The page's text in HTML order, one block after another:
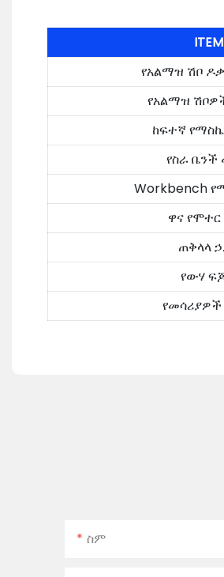
ITEM
የአልማዝ ሽቦ
የአልማዝ
ከፍተኛ
የስራ
Workbench
ዋና
ጠቅላላ
የውሃ
ስም